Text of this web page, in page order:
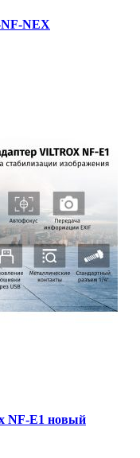
NF-NEX
NF-E1 новый